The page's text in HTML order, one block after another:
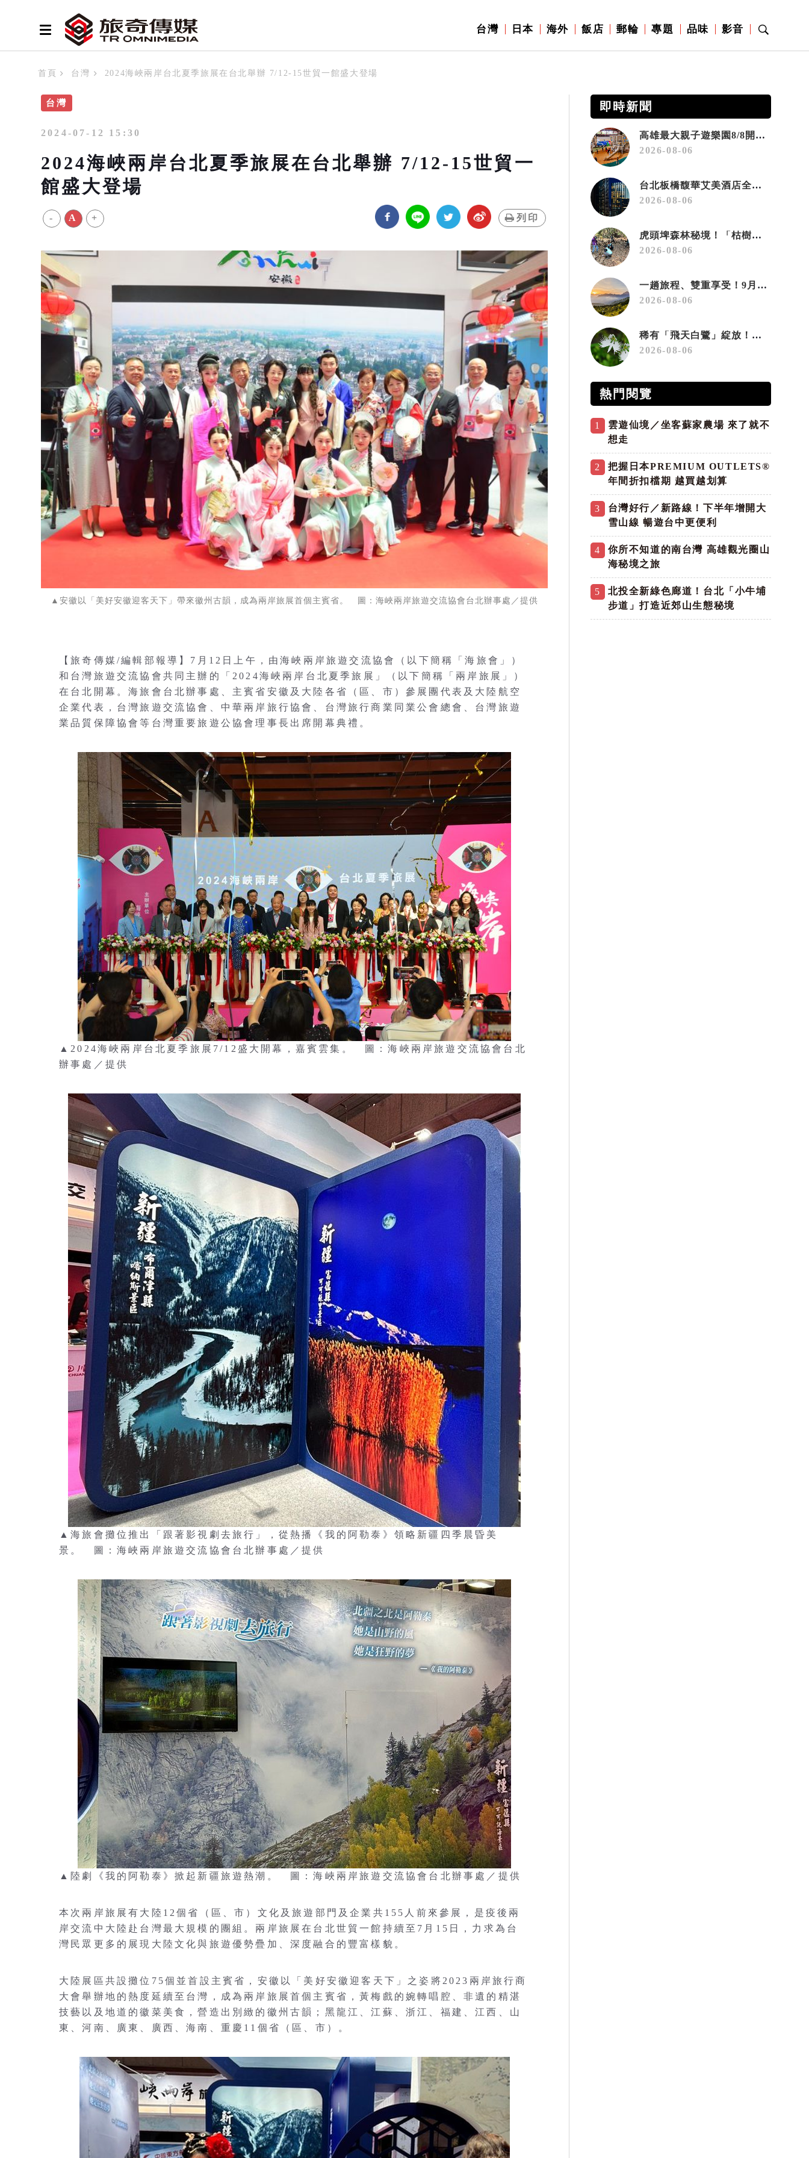
台灣 日本 海外 飯店 郵輪 專題 品味 影音
首頁 台灣 2024海峽兩岸台北夏季旅展在台北舉辦 7/12-15世貿一館盛大登場
台灣
2024-07-12 15:30
2024海峽兩岸台北夏季旅展在台北舉辦 7/12-15世貿一
館盛大登場
- A + 列印
▲安徽以「美好安徽迎客天下」帶來徽州古韻，成為兩岸旅展首個主賓省。 圖：海峽兩岸旅遊交流協會台北辦事處／提供
【旅奇傳媒/編輯部報導】7月12日上午，由海峽兩岸旅遊交流協會（以下簡稱「海旅會」）
和台灣旅遊交流協會共同主辦的「2024海峽兩岸台北夏季旅展」（以下簡稱「兩岸旅展」）
在台北開幕。海旅會台北辦事處、主賓省安徽及大陸各省（區、市）參展團代表及大陸航空
企業代表，台灣旅遊交流協會、中華兩岸旅行協會、台灣旅行商業同業公會總會、台灣旅遊
業品質保障協會等台灣重要旅遊公協會理事長出席開幕典禮。
▲2024海峽兩岸台北夏季旅展7/12盛大開幕，嘉賓雲集。 圖：海峽兩岸旅遊交流協會台北
辦事處／提供
▲海旅會攤位推出「跟著影視劇去旅行」，從熱播《我的阿勒泰》領略新疆四季晨昏美
景。 圖：海峽兩岸旅遊交流協會台北辦事處／提供
▲陸劇《我的阿勒泰》掀起新疆旅遊熱潮。 圖：海峽兩岸旅遊交流協會台北辦事處／提供
本次兩岸旅展有大陸12個省（區、市）文化及旅遊部門及企業共155人前來參展，是疫後兩
岸交流中大陸赴台灣最大規模的團組。兩岸旅展在台北世貿一館持續至7月15日，力求為台
灣民眾更多的展現大陸文化與旅遊優勢疊加、深度融合的豐富樣貌。
大陸展區共設攤位75個並首設主賓省，安徽以「美好安徽迎客天下」之姿將2023兩岸旅行商
大會舉辦地的熱度延續至台灣，成為兩岸旅展首個主賓省，黃梅戲的婉轉唱腔、非遺的精湛
技藝以及地道的徽菜美食，營造出別緻的徽州古韻；黑龍江、江蘇、浙江、福建、江西、山
東、河南、廣東、廣西、海南、重慶11個省（區、市）。
即時新聞
高雄最大親子遊樂園8/8開幕！30項設施免費玩、YOYO家族嗨翻暑假
2026-08-06
台北板橋馥華艾美酒店全新開幕 感官藝術策展打造旅居新風格
2026-08-06
虎頭埤森林秘境！「枯樹籬步道」生態復育有成 走進大自然生命教室
2026-08-06
一趟旅程、雙重享受！9月住宿合歡山 順遊奧萬大10元優惠入園
2026-08-06
稀有「飛天白鷺」綻放！神戶六甲高山植物園「鷺草」珍貴現身
2026-08-06
熱門閱覽
1
雲遊仙境／坐客蘇家農場 來了就不
想走
2
把握日本PREMIUM OUTLETS®
年間折扣檔期 越買越划算
3
台灣好行／新路線！下半年增開大
雪山線 暢遊台中更便利
4
你所不知道的南台灣 高雄觀光圈山
海秘境之旅
5
北投全新綠色廊道！台北「小牛埔
步道」打造近郊山生態秘境